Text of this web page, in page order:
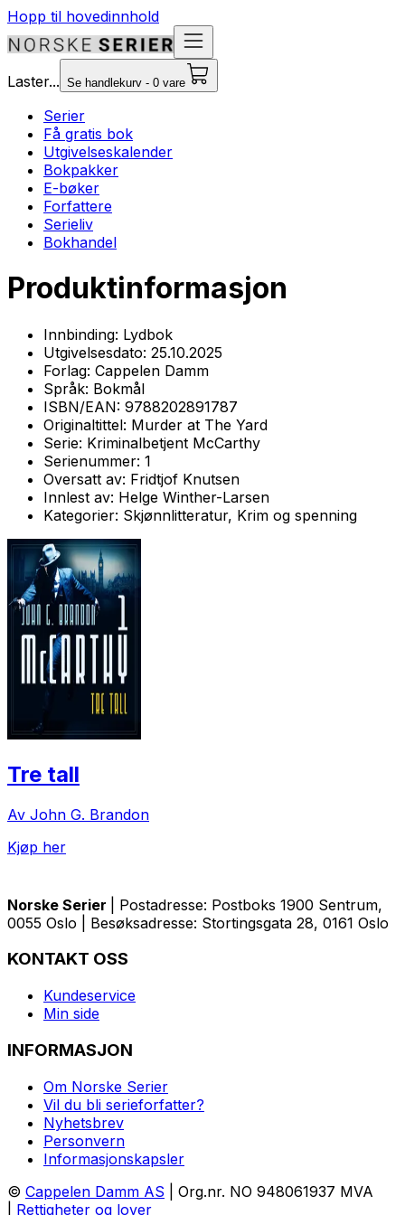
Hopp til hovedinnhold
Laster... Se handlekurv - 0 vare
Serier
Få gratis bok
Utgivelseskalender
Bokpakker
E-bøker
Forfattere
Serieliv
Bokhandel
Produktinformasjon
Innbinding: Lydbok
Utgivelsesdato: 25.10.2025
Forlag: Cappelen Damm
Språk: Bokmål
ISBN/EAN: 9788202891787
Originaltittel: Murder at The Yard
Serie: Kriminalbetjent McCarthy
Serienummer: 1
Oversatt av: Fridtjof Knutsen
Innlest av: Helge Winther-Larsen
Kategorier: Skjønnlitteratur, Krim og spenning
Tre tall
Av John G. Brandon
Kjøp her
Norske Serier
| Postadresse: Postboks 1900 Sentrum,
0055 Oslo | Besøksadresse: Stortingsgata 28, 0161 Oslo
KONTAKT OSS
Kundeservice
Min side
INFORMASJON
Om Norske Serier
Vil du bli serieforfatter?
Nyhetsbrev
Personvern
Informasjonskapsler
© Cappelen Damm AS | Org.nr. NO 948061937 MVA
Rettigheter og lover